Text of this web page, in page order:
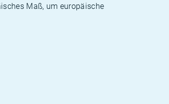
Maß, um europäische